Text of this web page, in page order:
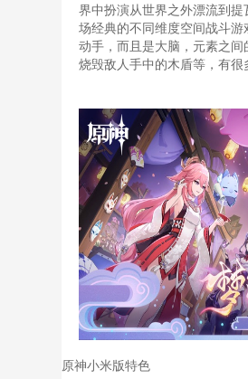
界中扮演从世界之外漂流到
场经典的不同维度空间战斗
动手，而且是大脑，元素之
烧毁敌人手中的木盾等，有很
原神小米版特色